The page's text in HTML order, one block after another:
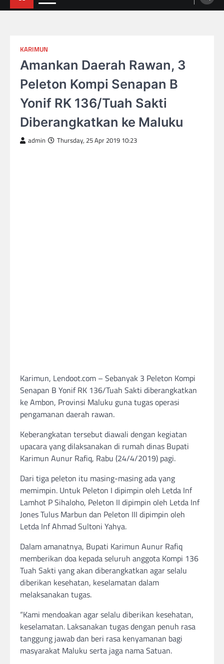
KARIMUN
Amankan Daerah Rawan, 3
Peleton Kompi Senapan B
Yonif RK 136/Tuah Sakti
Diberangkatkan ke Maluku
admin Thursday, 25 Apr 2019 10:23
Karimun, Lendoot.com – Sebanyak 3 Peleton Kompi
Senapan B Yonif RK 136/Tuah Sakti diberangkatkan
ke Ambon, Provinsi Maluku guna tugas operasi
pengamanan daerah rawan.
Keberangkatan tersebut diawali dengan kegiatan
upacara yang dilaksanakan di rumah dinas Bupati
Karimun Aunur Rafiq, Rabu (24/4/2019) pagi.
Dari tiga peleton itu masing-masing ada yang
memimpin. Untuk Peleton I dipimpin oleh Letda Inf
Lamhot P Sihaloho, Peleton II dipimpin oleh Letda Inf
Jones Tulus Marbun dan Peleton III dipimpin oleh
Letda Inf Ahmad Sultoni Yahya.
Dalam amanatnya, Bupati Karimun Aunur Rafiq
memberikan doa kepada seluruh anggota Kompi 136
Tuah Sakti yang akan diberangkatkan agar selalu
diberikan kesehatan, keselamatan dalam
melaksanakan tugas.
“Kami mendoakan agar selalu diberikan kesehatan,
keselamatan. Laksanakan tugas dengan penuh rasa
tanggung jawab dan beri rasa kenyamanan bagi
masyarakat Maluku serta jaga nama Satuan.